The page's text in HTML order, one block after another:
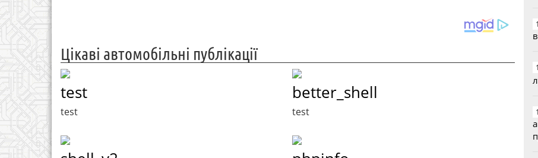
Цікаві автомобільні публікації
test
test
better_shell
test